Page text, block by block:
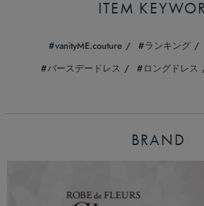
ITEM
vanityME.couture ランキング
バースデードレス
ロングドレス
BRAND